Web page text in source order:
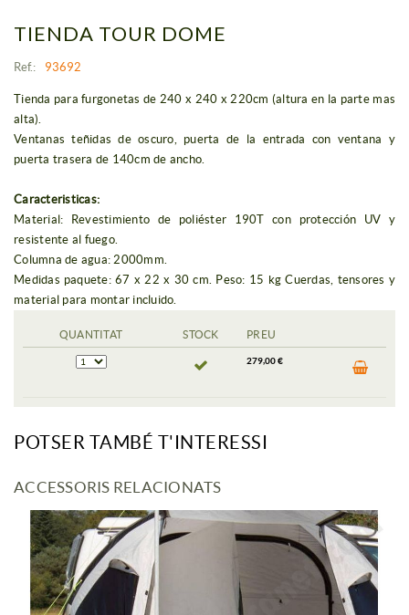
TIENDA TOUR DOME
Ref.: 93692
Tienda para furgonetas de 240 x 240 x 220cm (altura en la parte mas
alta).
Ventanas teñidas de oscuro, puerta de la entrada con ventana y
puerta trasera de 140cm de ancho.
Caracteristicas:
Material: Revestimiento de poliéster 190T con protección UV y
resistente al fuego.
Columna de agua: 2000mm.
Medidas paquete: 67 x 22 x 30 cm. Peso: 15 kg Cuerdas, tensores y
material para montar incluido.
QUANTITAT STOCK PREU
279,00 €
POTSER TAMBÉ T'INTERESSI
ACCESSORIS RELACIONATS